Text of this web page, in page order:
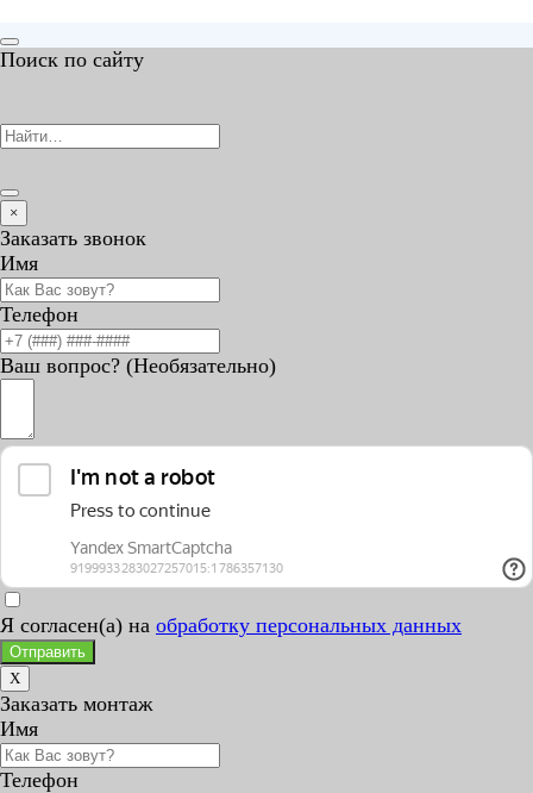
Поиск по сайту
for:
×
Заказать звонок
Имя
Телефон
Ваш вопрос? (Необязательно)
Я согласен(а) на обработку персональных данных
Отправить
X
Заказать монтаж
Имя
Телефон